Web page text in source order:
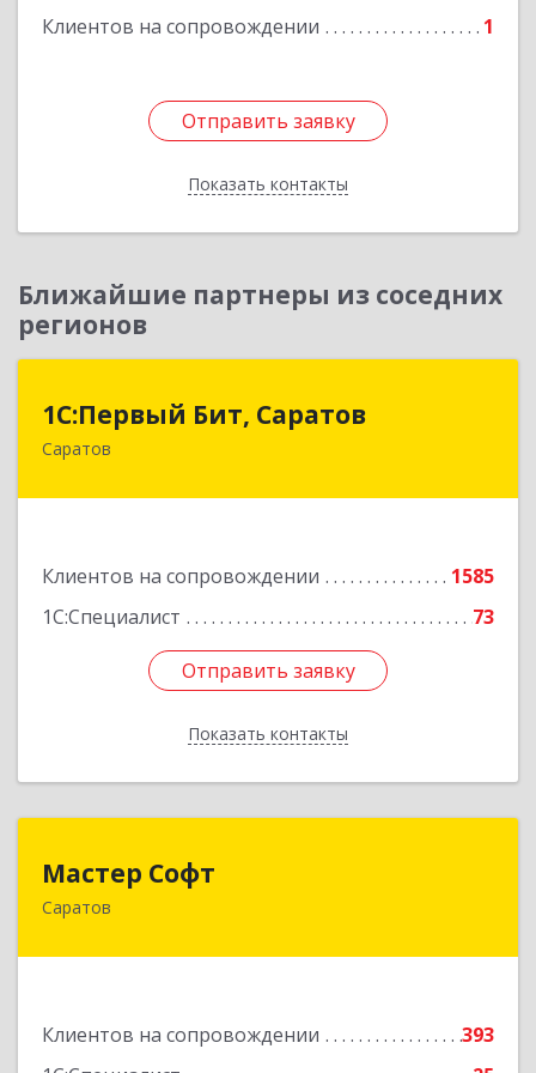
Клиентов на сопровождении 1
Отправить заявку
Показать контакты
Отправить заявку
Назад
Ближайшие партнеры из соседних
регионов
1С:Первый Бит, Саратов
Саратов
Клиентов на сопровождении
1585
1С:Специалист
73
Отправить заявку
Показать контакты
1С:Первый Бит, Саратов
Отправить заявку
Назад
Мастер Софт
Саратов
Клиентов на сопровождении
393